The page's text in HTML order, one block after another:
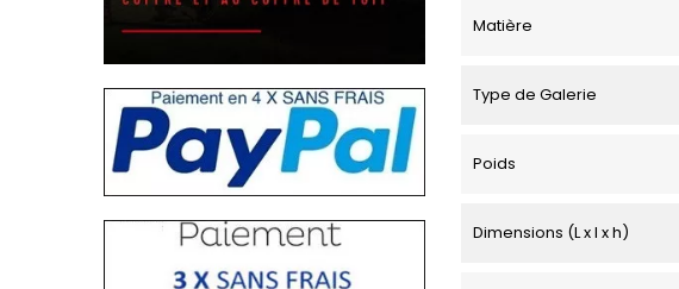
Matière
Type de Galerie
Poids
Dimensions (L x l x h)